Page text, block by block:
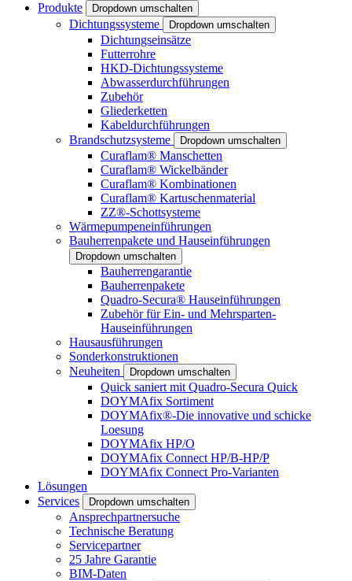
Produkte Dropdown umschalten
Dichtungssysteme Dropdown umschalten
Dichtungseinsätze
Futterrohre
HKD-Dichtungssysteme
Abwasserdurchführungen
Zubehör
Gliederketten
Kabeldurchführungen
Brandschutzsysteme
Dropdown umschalten
Curaflam® Manschetten
Curaflam® Wickelbänder
Curaflam® Kombinationen
Curaflam® Kartuschenmaterial
ZZ®-Schottsysteme
Wärmepumpeneinführungen
Bauherrenpakete und Hauseinführungen
Dropdown umschalten
Bauherrengarantie
Bauherrenpakete
Quadro-Secura® Hauseinführungen
Zubehör für Ein- und Mehrsparten-
Hauseinführungen
Hausausführungen
Sonderkonstruktionen
Neuheiten
Dropdown umschalten
Quick saniert mit Quadro-Secura Quick
DOYMAfix Sortiment
DOYMAfix®-Die innovative und schicke
Loesung
DOYMAfix HP/O
DOYMAfix Connect HP/B-HP/P
DOYMAfix Connect Pro-Varianten
Lösungen
Services
Dropdown umschalten
Ansprechpartnersuche
Technische Beratung
Servicepartner
25 Jahre Garantie
BIM-Daten